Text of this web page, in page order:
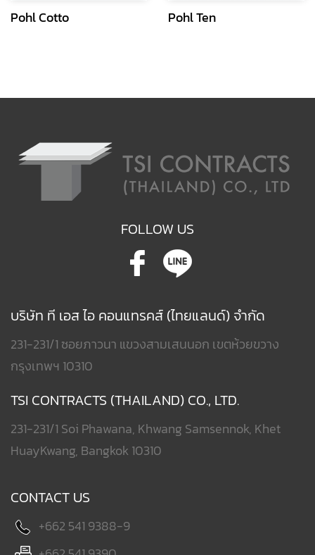
Pohl Cotto Pohl Ten
FOLLOW US
บริษัท ที เอส ไอ คอนแทรคส์ (ไทยแลนด์) จำกัด
231-231/1 ซอยภาวนา แขวงสามเสนนอก เขตห้วยขวาง
กรุงเทพฯ 10310
TSI CONTRACTS (THAILAND) CO., LTD.
231-231/1 Soi Phawana, Khwang Samsennok, Khet
HuayKwang, Bangkok 10310
CONTACT US
+662 541 9388-9